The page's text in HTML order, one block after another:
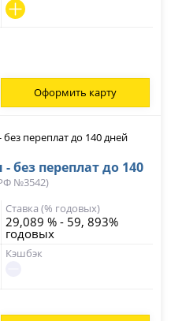
Оформить карту
без переплат до 140
№3542)
Ставка (% годовых)
29,089 % - 59, 893%
годовых
Кэшбэк